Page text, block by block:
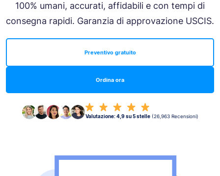
100% umani, accurati, affidabili e con tempi di
consegna rapidi. Garanzia di approvazione USCIS.
Ordina ora
Preventivo gratuito
Valutazione: 4,9 su 5 stelle (26,963 Recensioni)